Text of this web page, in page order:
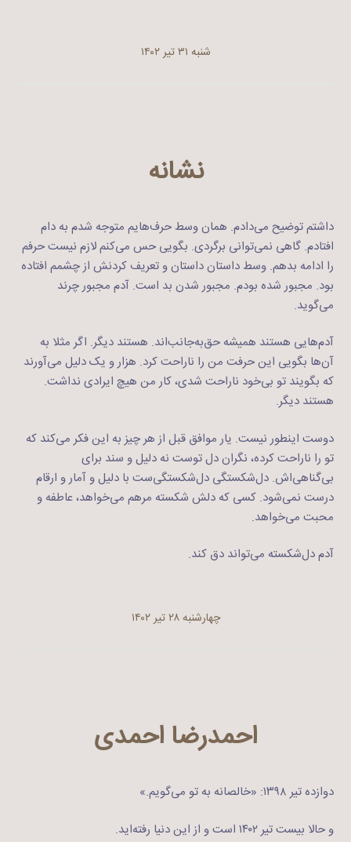
شنبه ۳۱ تیر ۱۴۰۲
نشانه
داشتم توضیح می‌دادم. همان وسط حرف‌هایم متوجه شدم به دام
افتادم. گاهی نمی‌توانی برگردی. بگویی حس می‌کنم لازم نیست حرفم
را ادامه بدهم. وسط داستان داستان و تعریف کردنش از چشمم افتاده
بود. مجبور شده بودم. مجبور شدن بد است. آدم مجبور چرند
می‌گوید.
آدم‌هایی هستند همیشه حق‌به‌جانب‌اند. هستند دیگر. اگر مثلا به
آن‌ها بگویی این حرفت من را ناراحت کرد. هزار و یک دلیل می‌آورند
که بگویند تو بی‌خود ناراحت شدی، کار من هیچ ایرادی نداشت.
هستند دیگر.
دوست اینطور نیست. یار موافق قبل از هر چیز به این فکر می‌کند که
تو را ناراحت کرده، نگران دل توست نه دلیل و سند برای
بی‌گناهی‌اش. دل‌شکستگی دل‌شکستگی‌ست با دلیل و آمار و ارقام
درست نمی‌شود. کسی که دلش شکسته مرهم می‌خواهد، عاطفه و
محبت می‌خواهد.
آدم دل‌شکسته می‌تواند دق کند.
چهارشنبه ۲۸ تیر ۱۴۰۲
احمدرضا احمدی
دوازده تیر ۱۳۹۸: «خالصانه به تو می‌گویم.»
و حالا بیست تیر ۱۴۰۲ است و از این دنیا رفته‌اید.